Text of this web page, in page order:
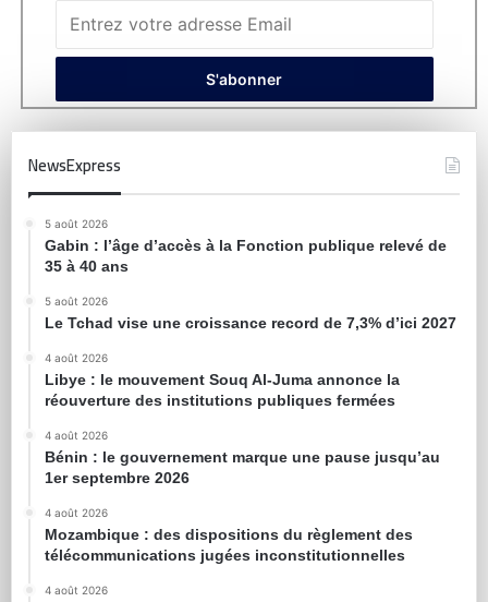
NewsExpress
5 août 2026
Gabin : l’âge d’accès à la Fonction publique relevé de
35 à 40 ans
5 août 2026
Le Tchad vise une croissance record de 7,3% d’ici 2027
4 août 2026
Libye : le mouvement Souq Al-Juma annonce la
réouverture des institutions publiques fermées
4 août 2026
Bénin : le gouvernement marque une pause jusqu’au
1er septembre 2026
4 août 2026
Mozambique : des dispositions du règlement des
télécommunications jugées inconstitutionnelles
4 août 2026